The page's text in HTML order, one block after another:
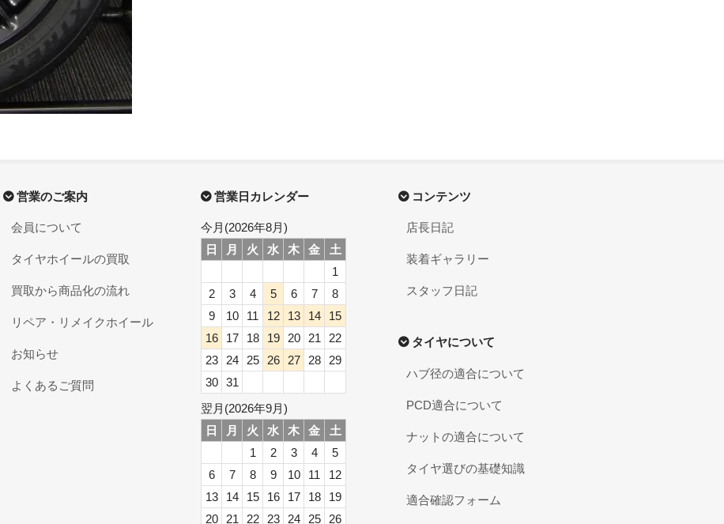
営業のご案内
会員について
タイヤホイールの買取
買取から商品化の流れ
リペア・リメイクホイール
お知らせ
よくあるご質問
コンテンツ
店長日記
装着ギャラリー
スタッフ日記
タイヤについて
ハブ径の適合について
PCD適合について
ナットの適合について
タイヤ選びの基礎知識
適合確認フォーム
営業日カレンダー
今月(2026年8月)
日
月 火 水 木 金
土
1
2
3 4 5 6 7
8
9
10 11 12 13 14
15
16
17 18 19 20 21
22
23
24 25 26 27 28
29
30
31
翌月(2026年9月)
日
月 火 水 木 金
土
1
2 3 4
5
6
7 8 9 10 11
12
13
14 15 16 17 18
19
20
21 22 23 24 25 26